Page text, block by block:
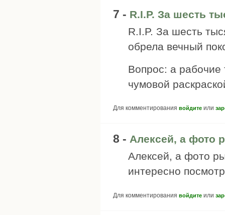
7 - R.I.P. За шесть
R.I.P. За шесть
обрела вечный
Вопрос: а рабочие
чумовой
Для комментирования войдите или
8 - Алексей, а фото
Алексей, а фото
интересно
Для комментирования войдите или